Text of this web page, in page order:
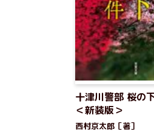
十津川警部 桜の
＜新装版＞
西村京太郎［著］